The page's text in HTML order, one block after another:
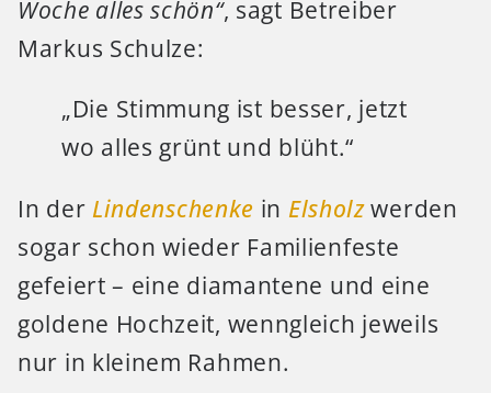
Woche alles schön“, sagt Betreiber
Markus Schulze:
„Die Stimmung ist besser, jetzt
wo alles grünt und blüht.“
In der Lindenschenke in Elsholzwerden
sogar schon wieder Familienfeste
gefeiert – eine diamantene und eine
goldene Hochzeit, wenngleich jeweils
nur in kleinem Rahmen.